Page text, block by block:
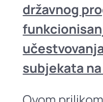
državnog
subjekata